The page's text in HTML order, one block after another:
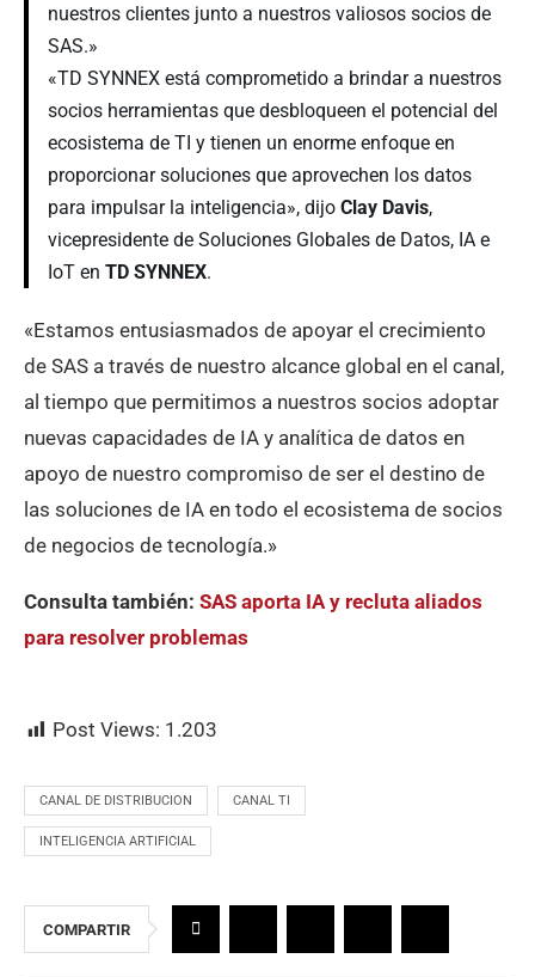
nuestros clientes junto a nuestros valiosos socios de
SAS.»
«TD SYNNEX está comprometido a brindar a nuestros
socios herramientas que desbloqueen el potencial del
ecosistema de TI y tienen un enorme enfoque en
proporcionar soluciones que aprovechen los datos
para impulsar la inteligencia», dijo Clay Davis,
vicepresidente de Soluciones Globales de Datos, IA e
IoT en TD SYNNEX.
«Estamos entusiasmados de apoyar el crecimiento
de SAS a través de nuestro alcance global en el canal,
al tiempo que permitimos a nuestros socios adoptar
nuevas capacidades de IA y analítica de datos en
apoyo de nuestro compromiso de ser el destino de
las soluciones de IA en todo el ecosistema de socios
de negocios de tecnología.»
Consulta también: SAS aporta IA y recluta aliados
para resolver problemas
Post Views: 1.203
CANAL DE DISTRIBUCION CANAL TI
INTELIGENCIA ARTIFICIAL
COMPARTIR